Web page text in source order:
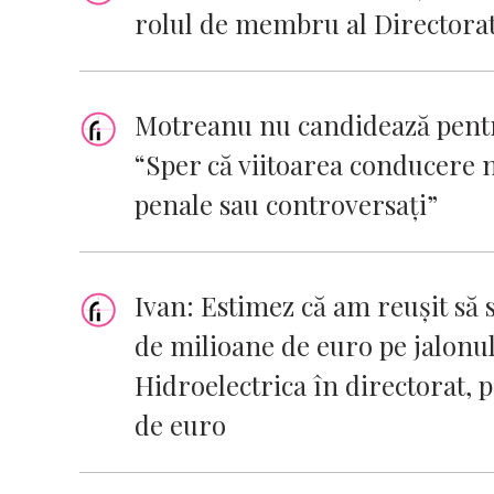
rolul de membru al
Motreanu nu candidează
“Sper că viitoarea
penale sau controversaţi”
Ivan: Estimez că am reuşit să
de milioane de euro pe
Hidroelectrica în directorat,
de euro